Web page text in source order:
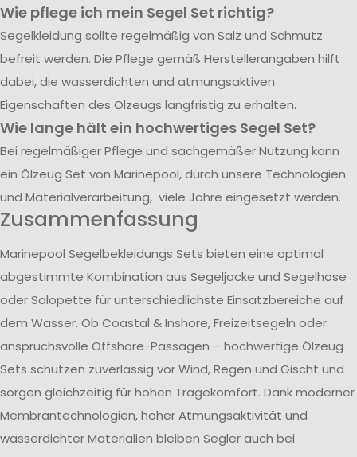
Wie pflege ich mein Segel Set richtig?
Segelkleidung sollte regelmäßig von Salz und Schmutz
befreit werden. Die Pflege gemäß Herstellerangaben hilft
dabei, die wasserdichten und atmungsaktiven
Eigenschaften des Ölzeugs langfristig zu erhalten.
Wie lange hält ein hochwertiges Segel Set?
Bei regelmäßiger Pflege und sachgemäßer Nutzung kann
ein Ölzeug Set von Marinepool, durch unsere Technologien
und Materialverarbeitung, viele Jahre eingesetzt werden.
Zusammenfassung
Marinepool Segelbekleidungs Sets bieten eine optimal
abgestimmte Kombination aus Segeljacke und Segelhose
oder Salopette für unterschiedlichste Einsatzbereiche auf
dem Wasser. Ob Coastal & Inshore, Freizeitsegeln oder
anspruchsvolle Offshore-Passagen – hochwertige Ölzeug
Sets schützen zuverlässig vor Wind, Regen und Gischt und
sorgen gleichzeitig für hohen Tragekomfort. Dank moderner
Membrantechnologien, hoher Atmungsaktivität und
wasserdichter Materialien bleiben Segler auch bei